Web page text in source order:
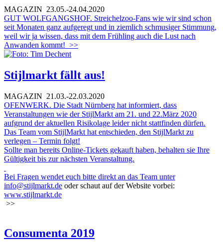
MAGAZIN 23.05.-24.04.2020
GUT WOLFGANGSHOF. Streichelzoo-Fans wie wir sind schon
seit Monaten ganz aufgeregt und in ziemlich schmusiger Stimmung,
weil wir ja wissen, dass mit dem Frühling auch die Lust nach
Anwanden kommt! >>
Stijlmarkt fällt aus!
MAGAZIN 21.03.-22.03.2020
OFENWERK. Die Stadt Nürnberg hat informiert, dass
Veranstaltungen wie der StijlMarkt am 21. und 22.März 2020
aufgrund der aktuellen Risikolage leider nicht stattfinden dürfen.
Das Team vom StijlMarkt hat entschieden, den StijlMarkt zu
verlegen – Termin folgt!
Sollte man bereits Online-Tickets gekauft haben, behalten sie Ihre
Gültigkeit bis zur nächsten Veranstaltung.
Bei Fragen wendet euch bitte direkt an das Team unter
info@stijlmarkt.de oder schaut auf der Website vorbei:
www.stijlmarkt.de
>>
Consumenta 2019